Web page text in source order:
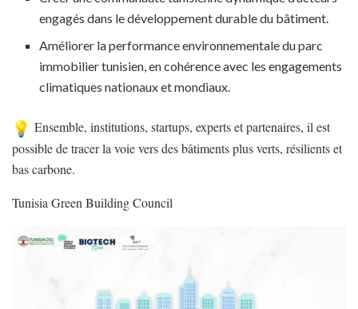
engagés dans le développement durable du bâtiment.
Améliorer la performance environnementale du parc
immobilier tunisien, en cohérence avec les engagements
climatiques nationaux et mondiaux.
Ensemble, institutions, startups, experts et partenaires, il est
possible de tracer la voie vers des bâtiments plus verts, résilients et
bas carbone.
Tunisia Green Building Council